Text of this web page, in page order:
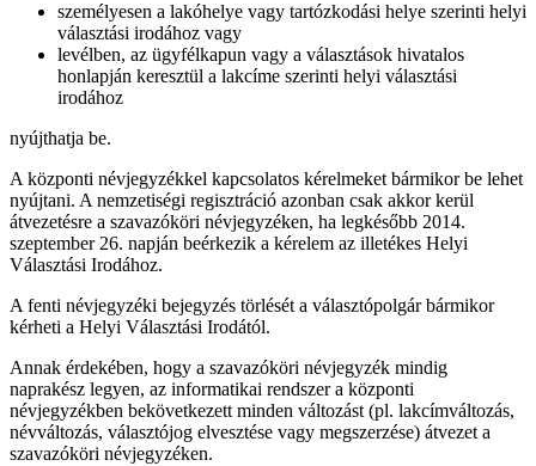
személyesen a lakóhelye vagy tartózkodási helye szerinti helyi
választási irodához vagy
levélben, az ügyfélkapun vagy a választások hivatalos
honlapján keresztül a lakcíme szerinti helyi választási
irodához
nyújthatja be.
A központi névjegyzékkel kapcsolatos kérelmeket bármikor be lehet
nyújtani. A nemzetiségi regisztráció azonban csak akkor kerül
átvezetésre a szavazóköri névjegyzéken, ha legkésőbb 2014.
szeptember 26. napján beérkezik a kérelem az illetékes Helyi
Választási Irodához.
A fenti névjegyzéki bejegyzés törlését a választópolgár bármikor
kérheti a Helyi Választási Irodától.
Annak érdekében, hogy a szavazóköri névjegyzék mindig
naprakész legyen, az informatikai rendszer a központi
névjegyzékben bekövetkezett minden változást (pl. lakcímváltozás,
névváltozás, választójog elvesztése vagy megszerzése) átvezet a
szavazóköri névjegyzéken.